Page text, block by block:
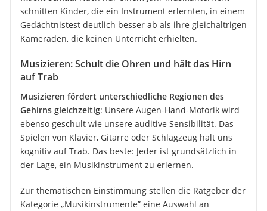
schnitten Kinder, die ein Instrument erlernten, in einem
Gedächtnistest deutlich besser ab als ihre gleichaltrigen
Kameraden, die keinen Unterricht erhielten.
Musizieren: Schult die Ohren und hält das Hirn
auf Trab
Musizieren fördert unterschiedliche Regionen des
Gehirns gleichzeitig: Unsere Augen-Hand-Motorik wird
ebenso geschult wie unsere auditive Sensibilität. Das
Spielen von Klavier, Gitarre oder Schlagzeug hält uns
kognitiv auf Trab. Das beste: Jeder ist grundsätzlich in
der Lage, ein Musikinstrument zu erlernen.
Zur thematischen Einstimmung stellen die Ratgeber der
Kategorie „Musikinstrumente” eine Auswahl an